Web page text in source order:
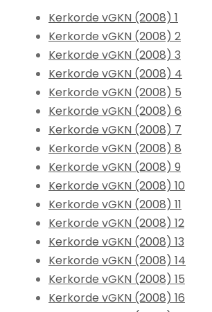
Kerkorde vGKN (2008) 1
Kerkorde vGKN (2008) 2
Kerkorde vGKN (2008) 3
Kerkorde vGKN (2008) 4
Kerkorde vGKN (2008) 5
Kerkorde vGKN (2008) 6
Kerkorde vGKN (2008) 7
Kerkorde vGKN (2008) 8
Kerkorde vGKN (2008) 9
Kerkorde vGKN (2008) 10
Kerkorde vGKN (2008) 11
Kerkorde vGKN (2008) 12
Kerkorde vGKN (2008) 13
Kerkorde vGKN (2008) 14
Kerkorde vGKN (2008) 15
Kerkorde vGKN (2008) 16